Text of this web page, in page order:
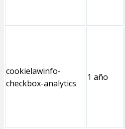
cookielawinfo-
checkbox-analytics
1 año